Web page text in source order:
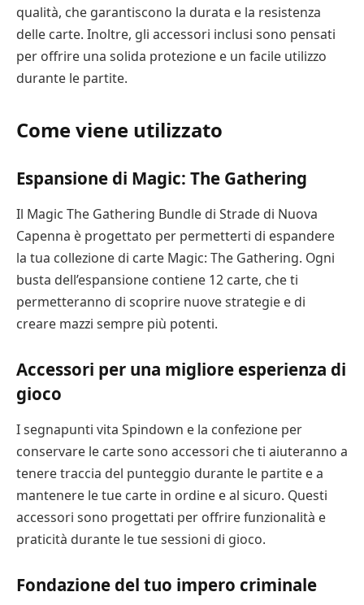
qualità, che garantiscono la durata e la resistenza
delle carte. Inoltre, gli accessori inclusi sono pensati
per offrire una solida protezione e un facile utilizzo
durante le partite.
Come viene utilizzato
Espansione di Magic: The Gathering
Il Magic The Gathering Bundle di Strade di Nuova
Capenna è progettato per permetterti di espandere
la tua collezione di carte Magic: The Gathering. Ogni
busta dell’espansione contiene 12 carte, che ti
permetteranno di scoprire nuove strategie e di
creare mazzi sempre più potenti.
Accessori per una migliore esperienza di
gioco
I segnapunti vita Spindown e la confezione per
conservare le carte sono accessori che ti aiuteranno a
tenere traccia del punteggio durante le partite e a
mantenere le tue carte in ordine e al sicuro. Questi
accessori sono progettati per offrire funzionalità e
praticità durante le tue sessioni di gioco.
Fondazione del tuo impero criminale